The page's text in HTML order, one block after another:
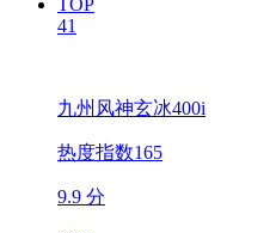
41
九州风神玄冰400i
热度指数165
9.9 分